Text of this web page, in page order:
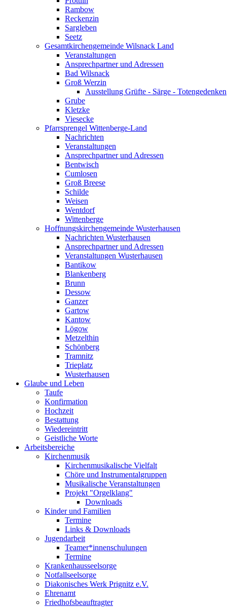
Rambow
Reckenzin
Sargleben
Seetz
Gesamtkirchengemeinde Wilsnack Land
Veranstaltungen
Ansprechpartner und Adressen
Bad Wilsnack
Groß Werzin
Ausstellung Grüfte - Särge - Totengedenken
Grube
Kletzke
Viesecke
Pfarrsprengel Wittenberge-Land
Nachrichten
Veranstaltungen
Ansprechpartner und Adressen
Bentwisch
Cumlosen
Groß Breese
Schilde
Weisen
Wentdorf
Wittenberge
Hoffnungskirchengemeinde Wusterhausen
Nachrichten Wusterhausen
Ansprechpartner und Adressen
Veranstaltungen Wusterhausen
Bantikow
Blankenberg
Brunn
Dessow
Ganzer
Gartow
Kantow
Lögow
Metzelthin
Schönberg
Tramnitz
Trieplatz
Wusterhausen
Glaube und Leben
Taufe
Konfirmation
Hochzeit
Bestattung
Wiedereintritt
Geistliche Worte
Arbeitsbereiche
Kirchenmusik
Kirchenmusikalische Vielfalt
Chöre und Instrumentalgruppen
Musikalische Veranstaltungen
Projekt "Orgelklang"
Downloads
Kinder und Familien
Termine
Links & Downloads
Jugendarbeit
Teamer*innenschulungen
Termine
Krankenhausseelsorge
Notfallseelsorge
Diakonisches Werk Prignitz e.V.
Ehrenamt
Friedhofsbeauftragter